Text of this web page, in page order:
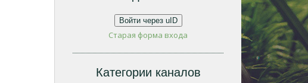
Войти через uID
Старая форма входа
Категории каналов